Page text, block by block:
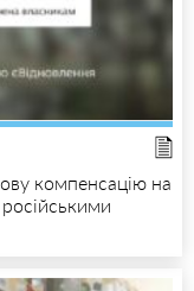
компенсацію на